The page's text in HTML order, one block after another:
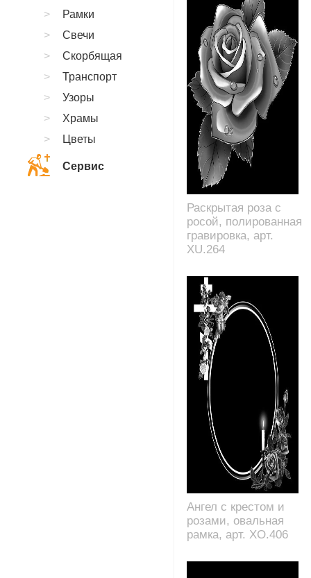
Раскрытая роза с
росой, полированная
гравировка, арт.
XU.264
Ангел с крестом и
розами, овальная
рамка, арт. XO.406
Рамки
Свечи
Скорбящая
Транспорт
Узоры
Храмы
Цветы
Сервис